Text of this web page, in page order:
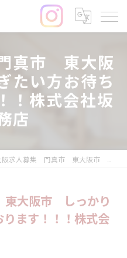
真市 東大阪
い方お待ち
！株式会社坂
店
人募集 門真市 東大阪市 しっかり稼ぎたい方お待ちしております！！！株式会社坂田工務店
大阪市 しっかり
ます！！！株式会